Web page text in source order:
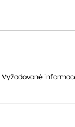
Vyžadované